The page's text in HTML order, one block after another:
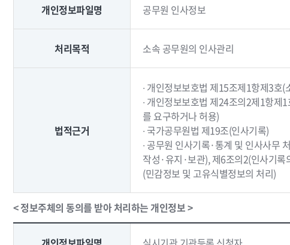
개인정보파일명 공무원 인사정보
처리목적 소속 공무원의 인사관리
법적근거
∙ 개인정보보호법 제15조제1항제3호(
∙ 개인정보보호법 제24조의2제1항제
를 요구하거나 허용)
∙ 국가공무원법 제19조(인사기록)
∙ 공무원 인사기록·통계 및 인사사무
작성·유지·보관), 제6조의2(인사기록
(민감정보 및 고유식별정보의 처리)
< 정보주체의 동의를 받아 처리하는 개인정보 >